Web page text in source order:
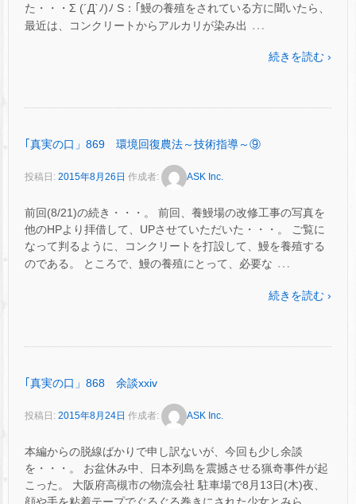
た・・・Σ (´Д`ﾉ)ﾉ S：｢鰻の養殖をされている方に聞いたら、
最近は、コンクリートからアルカリが染み出 …
続きを読む ›
｢真実の口」869 環境回復農法～技術指導～⑨
投稿日: 2015年8月26日 作成者: ASK Inc.
前回(8/21)の続き・・・。 前回、養鰻場の改修工事の写真を
他のHPより拝借して、UPさせていただいた・・・。 ご覧に
なって判るように、コンクリートを打設して、鰻を養殖する
のである。 ところで、鰻の養殖にとって、必要な …
続きを読む ›
｢真実の口」868 余談xxiv
投稿日: 2015年8月24日 作成者: ASK Inc.
本編からの脱線ばかりで申し訳ないが、今回も少し余談
を・・・。 お盆休み中、日本列島を震撼させる猟奇事件が起
こった。 大阪府高槻市の物流会社 駐車場で8月13日(木)夜、